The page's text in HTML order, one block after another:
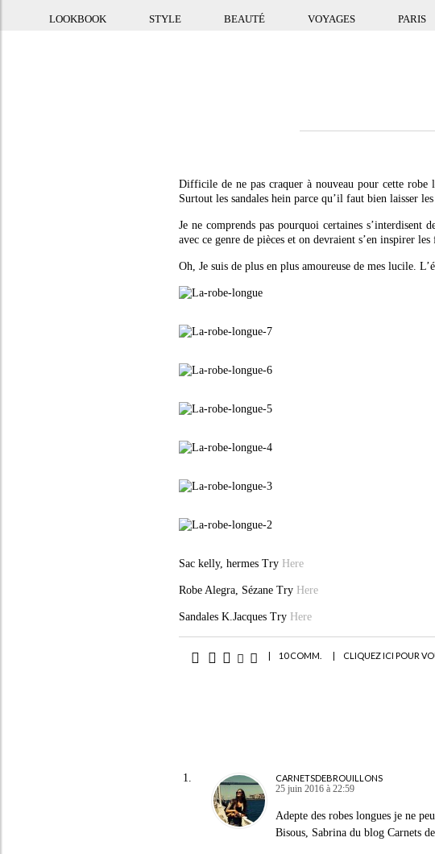
LOOKBOOK STYLE BEAUTÉ VOYAGES PARIS
Difficile de ne pas craquer à nouveau pour cette robe
Surtout les sandales hein parce qu’il faut bien laisser
Je ne comprends pas pourquoi certaines s’interdisent
avec ce genre de pièces et on devraient s’en inspirer
Oh, Je suis de plus en plus amoureuse de mes lucile.
Sac kelly, hermes Try Here
Robe Alegra, Sézane Try Here
Sandales K.Jacques Try Here
| 10 COMM. | CLIQUEZ ICI POUR
CARNETSDEBROUILLONS
25 juin 2016 à 22:59
Adepte des robes longues je ne
Bisous, Sabrina du blog Carnets